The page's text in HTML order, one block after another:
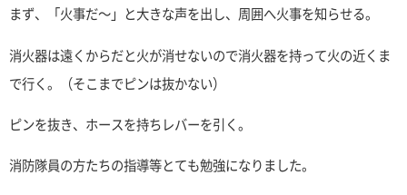
まず、「火事だ～」と大きな声を出し、周囲へ火事を知らせる。
消火器は遠くからだと火が消せないので消火器を持って火の近くま
で行く。（そこまでピンは抜かない）
ピンを抜き、ホースを持ちレバーを引く。
消防隊員の方たちの指導等とても勉強になりました。